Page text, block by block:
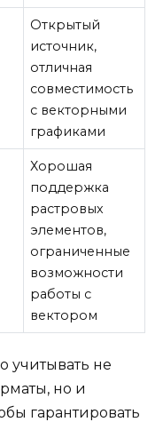
Открытый
источник,
отличная
совместимость
с векторными
графиками
Хорошая
поддержка
растровых
элементов,
ограниченные
возможности
работы с
вектором
учитывать не
но и
гарантировать